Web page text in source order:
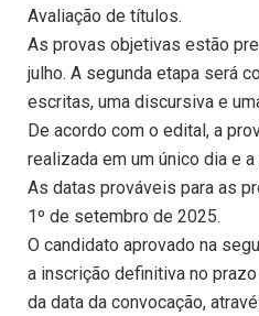
Avaliação de títulos.
As provas objetivas estão
julho. A segunda etapa será
escritas, uma discursiva e
De acordo com o edital, a
realizada em um único dia e
As datas prováveis para as
1º de setembro de 2025.
O candidato aprovado na
a inscrição definitiva no
da data da convocação,